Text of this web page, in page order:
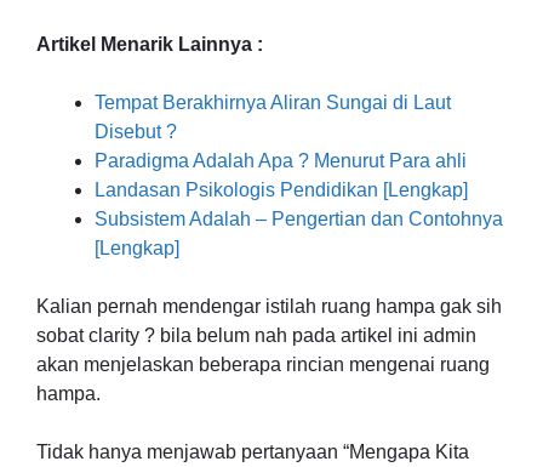
Artikel Menarik Lainnya :
Tempat Berakhirnya Aliran Sungai di Laut
Disebut ?
Paradigma Adalah Apa ? Menurut Para ahli
Landasan Psikologis Pendidikan [Lengkap]
Subsistem Adalah – Pengertian dan Contohnya
[Lengkap]
Kalian pernah mendengar istilah ruang hampa gak sih
sobat clarity ? bila belum nah pada artikel ini admin
akan menjelaskan beberapa rincian mengenai ruang
hampa.
Tidak hanya menjawab pertanyaan “Mengapa Kita